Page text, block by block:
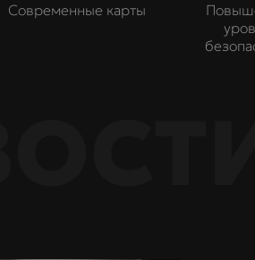
Современные карты